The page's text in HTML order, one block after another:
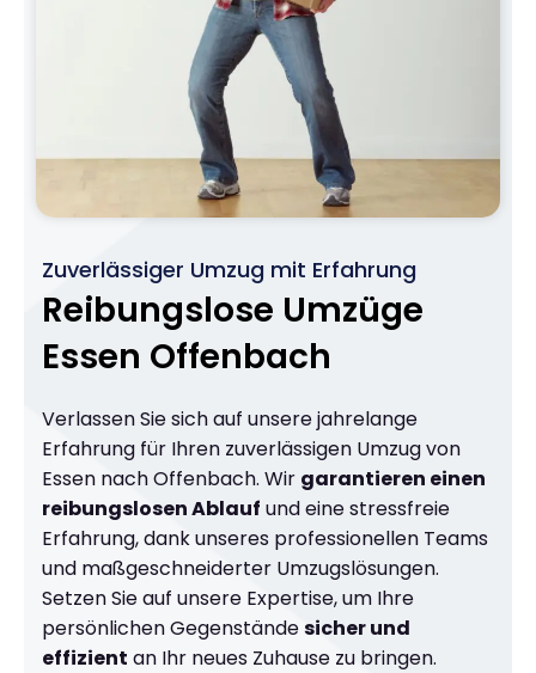
Zuverlässiger Umzug mit Erfahrung
Reibungslose Umzüge
Essen Offenbach
Verlassen Sie sich auf unsere jahrelange
Erfahrung für Ihren zuverlässigen Umzug von
Essen nach Offenbach. Wir garantieren einen
reibungslosen Ablauf und eine stressfreie
Erfahrung, dank unseres professionellen Teams
und maßgeschneiderter Umzugslösungen.
Setzen Sie auf unsere Expertise, um Ihre
persönlichen Gegenständesicher und
effizient an Ihr neues Zuhause zu bringen.